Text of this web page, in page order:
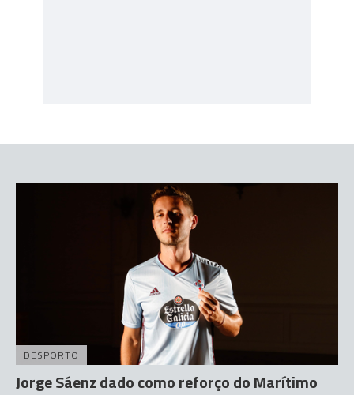
DESPORTO
Jorge Sáenz dado como reforço do Marítimo